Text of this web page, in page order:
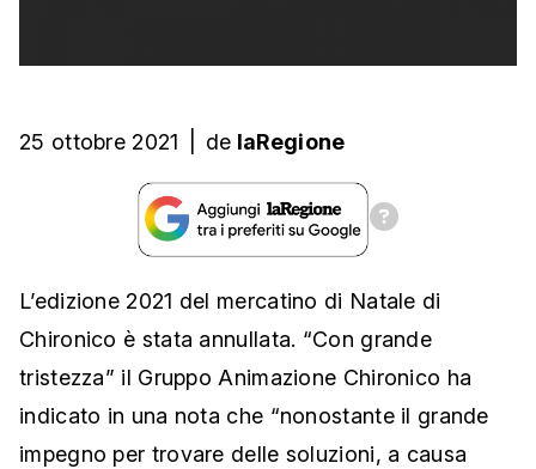
25 ottobre 2021 de laRegione
L’edizione 2021 del mercatino di Natale di
Chironico è stata annullata. “Con grande
tristezza” il Gruppo Animazione Chironico ha
indicato in una nota che “nonostante il grande
impegno per trovare delle soluzioni, a causa